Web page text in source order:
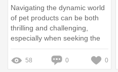
Navigating the dynamic world
of pet products can be both
thrilling and challenging,
especially when seeking the
right manufacturer to partner
with 58 0 0